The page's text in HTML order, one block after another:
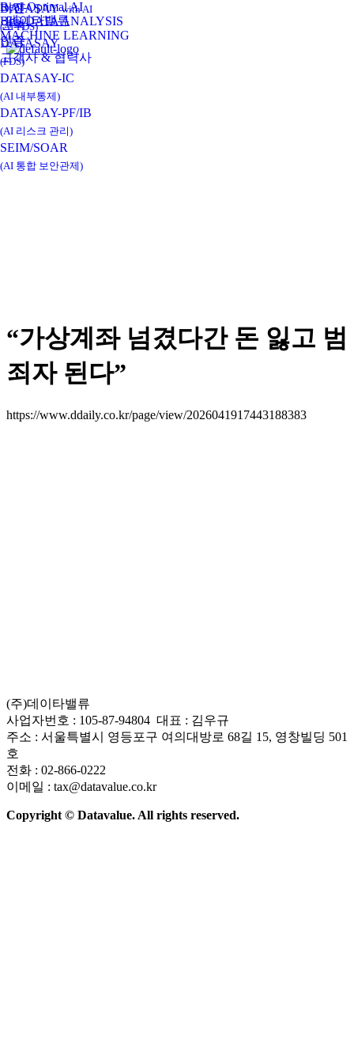
데이타밸류
비전
연혁
인증
고객사 & 협력사
DATASAYwith AI
(AI-FDS)
DATASAY
(FDS)
DATASAY-IC
(AI 내부통제)
DATASAY-PF/IB
(AI 리스크 관리)
SEIM/SOAR
(AI 통합 보안관제)
Real-Optimal AI
BIG DATA ANALYSIS
MACHINE LEARNING
“가상계좌 넘겼다간 돈 잃고 범
죄자 된다”
https://www.ddaily.co.kr/page/view/2026041917443188383
(주)데이타밸류
사업자번호 : 105-87-94804 대표 : 김우규
주소 : 서울특별시 영등포구 여의대방로 68길 15, 영창빌딩 501
호
전화 : 02-866-0222
이메일 : tax@datavalue.co.kr
Copyright © Datavalue. All rights reserved.